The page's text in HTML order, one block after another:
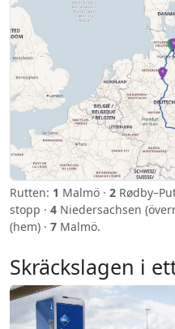
Rutten: 1 Malmö · 2
stopp · 4 Niedersachsen
(hem) · 7 Malmö.
Skräckslagen i